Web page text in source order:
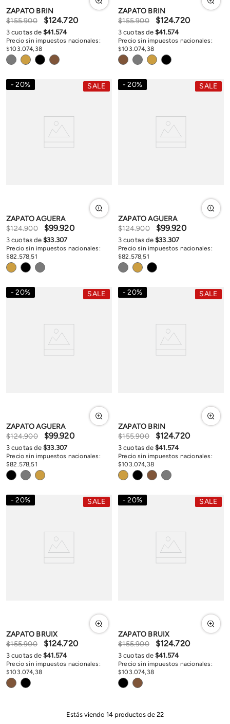
ZAPATO BRIN
$155.900 $124.720
Precio sin impuestos nacionales:
$103 074, 38
3 cuotas de$41.574
ZAPATO BRIN
$155.900 $124.720
Precio sin impuestos nacionales:
$103 074, 38
3 cuotas de$41.574
20% SALE
ZAPATO AGUERA
$124.900 $99.920
Precio sin impuestos nacionales:
$82 578,51
3 cuotas de$33.307
20% SALE
ZAPATO AGUERA
$124.900 $99.920
Precio sin impuestos nacionales:
$82 578,51
3 cuotas de$33.307
20% SALE
ZAPATO AGUERA
$124.900 $99.920
Precio sin impuestos nacionales:
$82 578,51
3 cuotas de$33.307
20% SALE
ZAPATO BRIN
$155.900 $124.720
Precio sin impuestos nacionales:
$103 074, 38
3 cuotas de$41.574
20% SALE
ZAPATO BRUIX
$155.900 $124.720
Precio sin impuestos nacionales:
$103 074, 38
3 cuotas de$41.574
20% SALE
ZAPATO BRUIX
$155.900 $124.720
Precio sin impuestos nacionales:
$103 074, 38
3 cuotas de$41.574
Estás viendo 14 productos de 22